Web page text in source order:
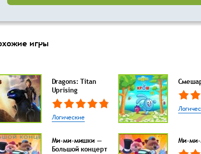
игры
Dragons: Titan
Uprising
Логические
Ми-ми-мишки —
Большой концерт
Ми-